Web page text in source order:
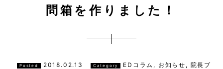
問箱を作りました！
Posted 2018.02.13 Category
EDコラム, お知らせ, 院長ブ